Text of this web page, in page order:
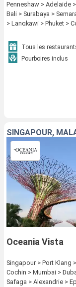
Penneshaw > Adelaide
Bali > Surabaya >
> Langkawi > Phuket >
Tous les
Pourboires inclus
Oceania Vista
Singapour > Port Klang
Cochin > Mumbai >
Safaga > Alexandrie >